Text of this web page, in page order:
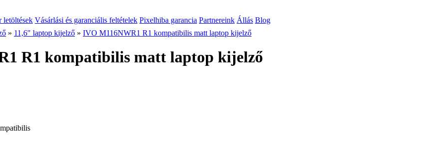
letöltések Vásárlási és garanciális feltételek Pixelhiba garancia Partnereink Állás Blog
» 11,6" laptop kijelző » IVO M116NWR1 R1 kompatibilis matt laptop kijelző
R1 kompatibilis matt laptop kijelző